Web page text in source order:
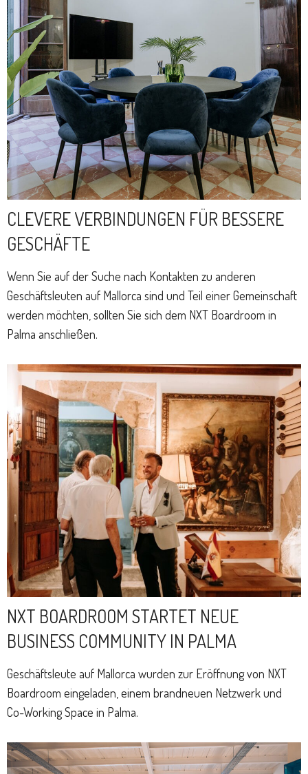
CLEVERE VERBINDUNGEN FÜR BESSERE
GESCHÄFTE
Wenn Sie auf der Suche nach Kontakten zu anderen
Geschäftsleuten auf Mallorca sind und Teil einer Gemeinschaft
werden möchten, sollten Sie sich dem NXT Boardroom in
Palma anschließen.
NXT BOARDROOM STARTET NEUE
BUSINESS COMMUNITY IN PALMA
Geschäftsleute auf Mallorca wurden zur Eröffnung von NXT
Boardroom eingeladen, einem brandneuen Netzwerk und
Co-Working Space in Palma.